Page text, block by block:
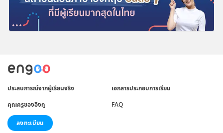
ประสบการณ์จากผู้เรียนจริง
เอกสารประกอบการเรียน
คุณครูของอิงกู
FAQ
ลงทะเบียน